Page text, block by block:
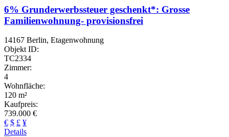
6% Grunderwerbssteuer geschenkt*: Grosse
Familienwohnung- provisionsfrei
14167 Berlin, Etagenwohnung
Objekt ID:
TC2334
Zimmer:
4
Wohnfläche:
120 m²
Kaufpreis:
739.000 €
€ $ £ ¥
Details